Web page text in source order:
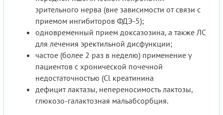
зрительного нерва (вне зависимости от связи с
приемом ингибиторов ФДЭ-5);
одновременный прием доксазозина, а также ЛС
для лечения эректильной дисфункции;
частое (более 2 раз в неделю) применение у
пациентов с хронической почечной
недостаточностью (Cl креатинина
дефицит лактазы, непереносимость лактозы,
глюкозо-галактозная мальабсорбция.